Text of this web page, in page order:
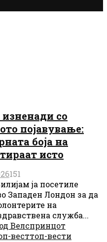
со
појавување:
боја на
исто
151
ја посетиле
Западен Лондон за да
на
служба...
Велспринцот
весттоп-вести